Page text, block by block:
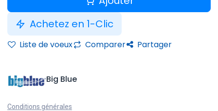
Achetez en 1-Clic
Liste de voeux Comparer Partager
Big Blue
Conditions générales